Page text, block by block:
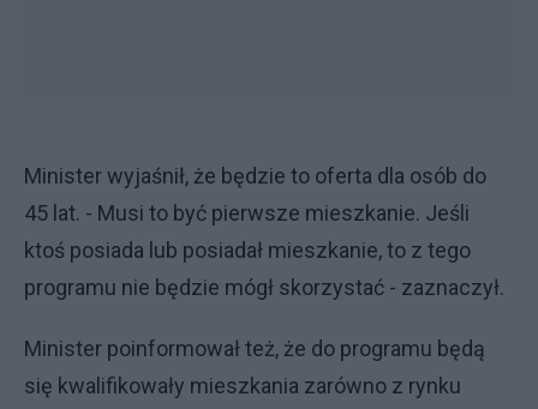
Minister wyjaśnił, że będzie to oferta dla osób do
45 lat. - Musi to być pierwsze mieszkanie. Jeśli
ktoś posiada lub posiadał mieszkanie, to z tego
programu nie będzie mógł skorzystać - zaznaczył.
Minister poinformował też, że do programu będą
się kwalifikowały mieszkania zarówno z rynku